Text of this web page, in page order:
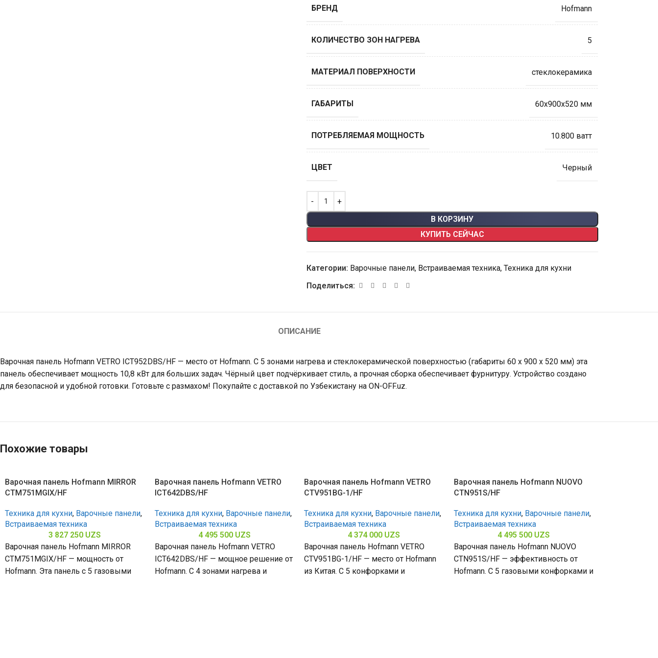
БРЕНД Hofmann
КОЛИЧЕСТВО ЗОН НАГРЕВА 5
МАТЕРИАЛ ПОВЕРХНОСТИ стеклокерамика
ГАБАРИТЫ 60х900х520 мм
ПОТРЕБЛЯЕМАЯ МОЩНОСТЬ 10.800 ватт
ЦВЕТ Черный
В КОРЗИНУ
КУПИТЬ СЕЙЧАС
Категории: Варочные панели, Встраиваемая техника, Техника для кухни
Поделиться:
ОПИСАНИЕ
Варочная панель Hofmann VETRO ICT952DBS/HF — место от Hofmann. С 5 зонами нагрева и стеклокерамической поверхностью (габариты 60 х 900 х 520 мм) эта
панель обеспечивает мощность 10,8 кВт для больших задач. Чёрный цвет подчёркивает стиль, а прочная сборка обеспечивает фурнитуру. Устройство создано
для безопасной и удобной готовки. Готовьте с размахом! Покупайте с доставкой по Узбекистану на ON-OFF.uz.
Похожие товары
Варочная панель Hofmann MIRROR
CTM751MGIX/HF
Техника для кухни, Варочные панели,
Встраиваемая техника
3 827 250 UZS
Варочная панель Hofmann MIRROR
CTM751MGIX/HF — мощность от
Hofmann. Эта панель с 5 газовыми
Варочная панель Hofmann VETRO
ICT642DBS/HF
Техника для кухни, Варочные панели,
Встраиваемая техника
4 495 500 UZS
Варочная панель Hofmann VETRO
ICT642DBS/HF — мощное решение от
Hofmann. С 4 зонами нагрева и
Варочная панель Hofmann VETRO
CTV951BG-1/HF
Техника для кухни, Варочные панели,
Встраиваемая техника
4 374 000 UZS
Варочная панель Hofmann VETRO
CTV951BG-1/HF — место от Hofmann
из Китая. С 5 конфорками и
Варочная панель Hofmann NUOVO
CTN951S/HF
Техника для кухни, Варочные панели,
Встраиваемая техника
4 495 500 UZS
Варочная панель Hofmann NUOVO
CTN951S/HF — эффективность от
Hofmann. С 5 газовыми конфорками и